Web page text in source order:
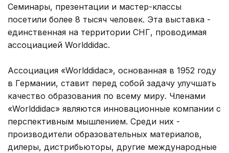
Семинары, презентации и мастер-классы
посетили более 8 тысяч человек. Эта выставка -
единственная на территории СНГ, проводимая
ассоциацией Worlddidac.
Ассоциация «Worlddidac», основанная в 1952 году
в Германии, ставит перед собой задачу улучшать
качество образования по всему миру. Членами
«Worlddidac» являются инновационные компании с
перспективным мышлением. Среди них -
производители образовательных материалов,
дилеры, дистрибьюторы, другие международные